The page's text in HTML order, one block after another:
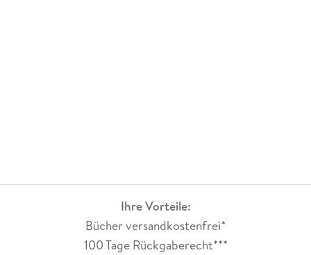
Ihre Vorteile:
Bücher versandkostenfrei*
100 Tage Rückgaberecht***